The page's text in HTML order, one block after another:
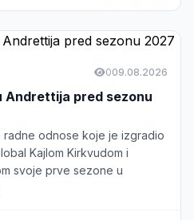
009.08.2026
Andrettija pred sezonu
odnose koje je izgradio
Kajlom Kirkvudom i
svoje prve sezone u